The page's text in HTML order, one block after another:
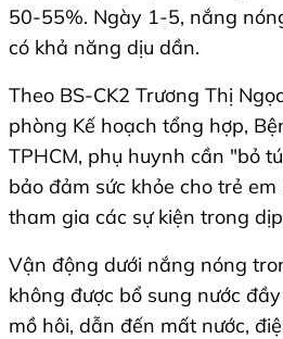
50-55%. Ngày 1-5, nắng
có khả năng dịu dần.
Theo BS-CK2 Trương Thị
phòng Kế hoạch tổng hợp,
TPHCM, phụ huynh cần "bỏ
bảo đảm sức khỏe cho trẻ
tham gia các sự kiện trong
Vận động dưới nắng nóng
không được bổ sung nước
mồ hôi, dẫn đến mất nước,